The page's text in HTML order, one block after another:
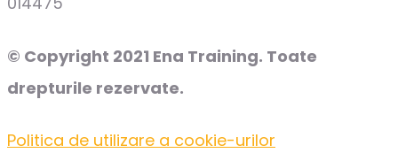
© Copyright 2021 Ena Training. Toate
drepturile rezervate.
Politica de utilizare a cookie-urilor